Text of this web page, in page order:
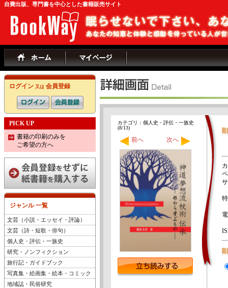
自費出版、専門書を中心とした書籍販売サイト
ログイン 又は 会員登録
PICK UP
書籍の印刷のみを
ご希望の方へ
ジャンル 一覧
文芸（小説・エッセイ・評論）
文芸（詩・短歌・俳句）
個人史・評伝・一族史
研究・ノンフィクション
旅行記・ガイドブック
写真集・絵画集・絵本・コミック
地域誌・民俗研究
カテゴリ：個人史・評伝・一族史
(8/13)
前へ 次へ